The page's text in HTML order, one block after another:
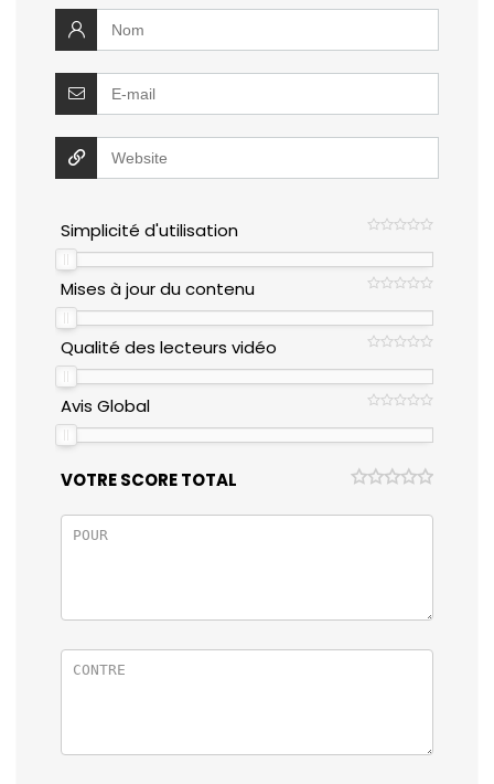
Simplicité d'utilisation
Mises à jour du contenu
Qualité des lecteurs vidéo
Avis Global
VOTRE SCORE TOTAL